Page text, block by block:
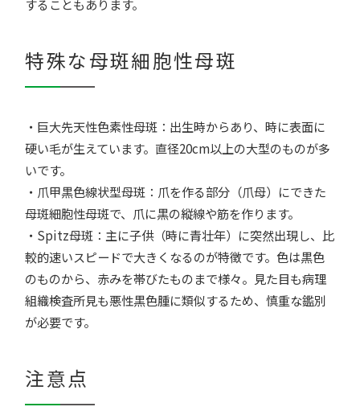
することもあります。
特殊な母斑細胞性母斑
・巨大先天性色素性母斑：出生時からあり、時に表面に
硬い毛が生えています。直径20cm以上の大型のものが多
いです。
・爪甲黒色線状型母斑：爪を作る部分（爪母）にできた
母斑細胞性母斑で、爪に黒の縦線や筋を作ります。
・Spitz母斑：主に子供（時に青壮年）に突然出現し、比
較的速いスピードで大きくなるのが特徴です。色は黒色
のものから、赤みを帯びたものまで様々。見た目も病理
組織検査所見も悪性黒色腫に類似するため、慎重な鑑別
が必要です。
注意点